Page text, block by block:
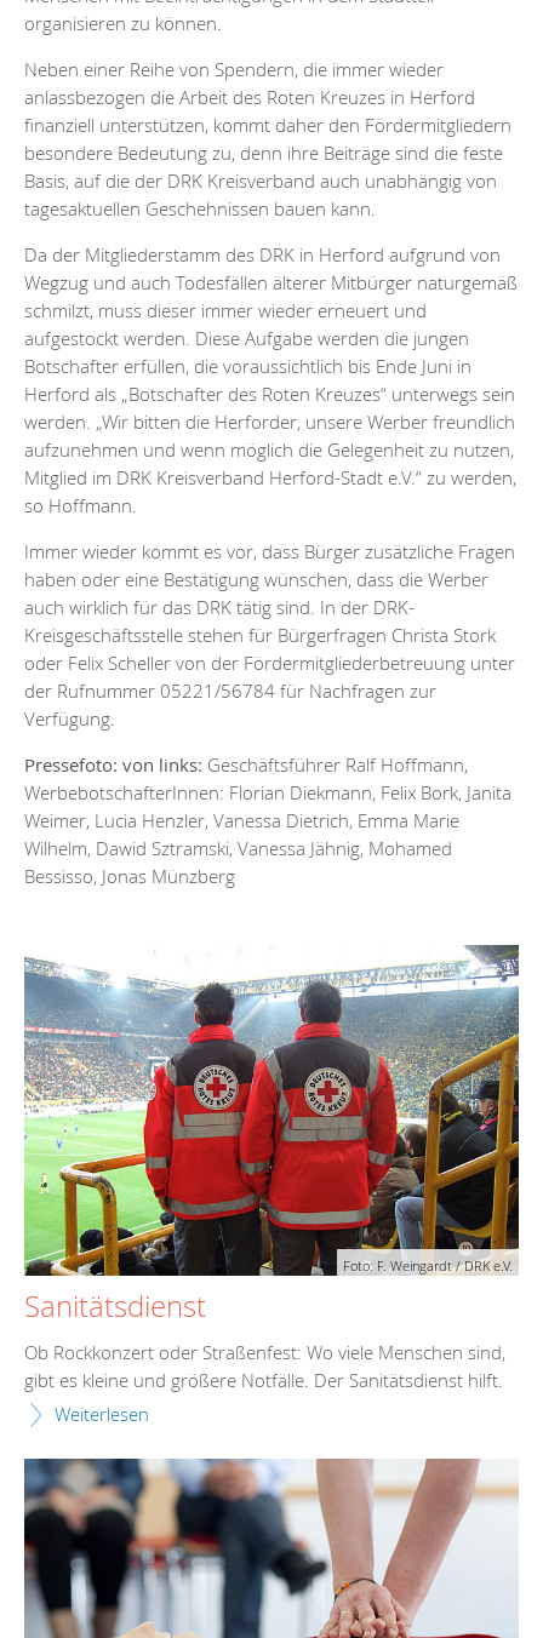
organisieren zu können.
Neben einer Reihe von Spendern, die immer wieder
anlassbezogen die Arbeit des Roten Kreuzes in Herford
finanziell unterstützen, kommt daher den Fördermitgliedern
besondere Bedeutung zu, denn ihre Beiträge sind die feste
Basis, auf die der DRK Kreisverband auch unabhängig von
tagesaktuellen Geschehnissen bauen kann.
Da der Mitgliederstamm des DRK in Herford aufgrund von
Wegzug und auch Todesfällen älterer Mitbürger naturgemäß
schmilzt, muss dieser immer wieder erneuert und
aufgestockt werden. Diese Aufgabe werden die jungen
Botschafter erfüllen, die voraussichtlich bis Ende Juni in
Herford als „Botschafter des Roten Kreuzes“ unterwegs sein
werden. „Wir bitten die Herforder, unsere Werber freundlich
aufzunehmen und wenn möglich die Gelegenheit zu nutzen,
Mitglied im DRK Kreisverband Herford-Stadt e.V.“ zu werden,
so Hoffmann.
Immer wieder kommt es vor, dass Bürger zusätzliche Fragen
haben oder eine Bestätigung wünschen, dass die Werber
auch wirklich für das DRK tätig sind. In der DRK-
Kreisgeschäftsstelle stehen für Bürgerfragen Christa Stork
oder Felix Scheller von der Fördermitgliederbetreuung unter
der Rufnummer 05221/56784 für Nachfragen zur
Verfügung.
Pressefoto: von links: Geschäftsführer Ralf Hoffmann,
WerbebotschafterInnen: Florian Diekmann, Felix Bork, Janita
Weimer, Lucia Henzler, Vanessa Dietrich, Emma Marie
Wilhelm, Dawid Sztramski, Vanessa Jähnig, Mohamed
Bessisso, Jonas Münzberg
Foto: F. Weingardt / DRK e.V.
Sanitätsdienst
Ob Rockkonzert oder Straßenfest: Wo viele Menschen sind,
gibt es kleine und größere Notfälle. Der Sanitätsdienst hilft.
Weiterlesen